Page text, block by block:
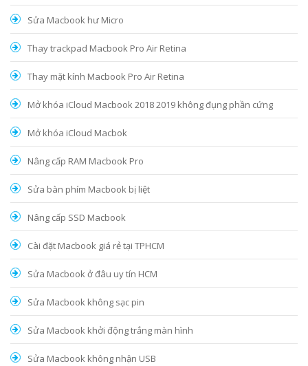
Sửa Macbook hư Micro
Thay trackpad Macbook Pro Air Retina
Thay mặt kính Macbook Pro Air Retina
Mở khóa iCloud Macbook 2018 2019 không đụng phần cứng
Mở khóa iCloud Macbok
Nâng cấp RAM Macbook Pro
Sửa bàn phím Macbook bị liệt
Nâng cấp SSD Macbook
Cài đặt Macbook giá rẻ tại TPHCM
Sửa Macbook ở đâu uy tín HCM
Sửa Macbook không sạc pin
Sửa Macbook khởi động trắng màn hình
Sửa Macbook không nhận USB